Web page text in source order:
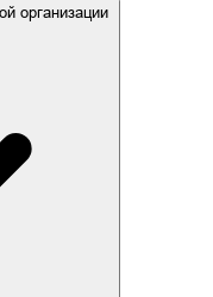
организации